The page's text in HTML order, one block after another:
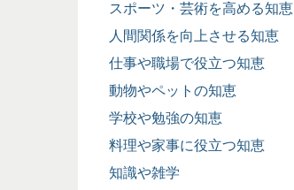
スポーツ・芸術を高める知恵
人間関係を向上させる知恵
仕事や職場で役立つ知恵
動物やペットの知恵
学校や勉強の知恵
料理や家事に役立つ知恵
知識や雑学